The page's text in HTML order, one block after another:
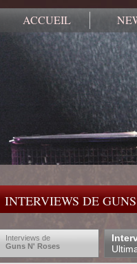
ACCUEIL
INTERVIEWS DE
Interviews de
Guns N' Roses